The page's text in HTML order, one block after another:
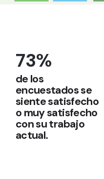
73%
de los
encuestados se
siente satisfecho
o muy satisfecho
con su trabajo
actual.​